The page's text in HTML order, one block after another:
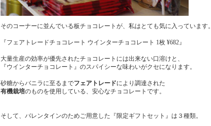
そのコーナーに並んでいる板チョコレートが、私はとても気に入っています。
『フェアトレードチョコレート ウインターチョコレート 1枚 ¥682』
大量生産の効率が優先されたチョコレートには出来ない口溶けと、
『ウインターチョコレート』のスパイシーな味わいがクセになります。
砂糖からバニラに至るまでフェアトレードにより調達された
有機栽培のものを使用している、安心なチョコレートです。
そして、バレンタインのためご用意した『限定ギフトセット』は３種類。